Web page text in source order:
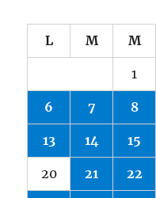
L M M
1
6 7 8
13 14 15
20 21 22